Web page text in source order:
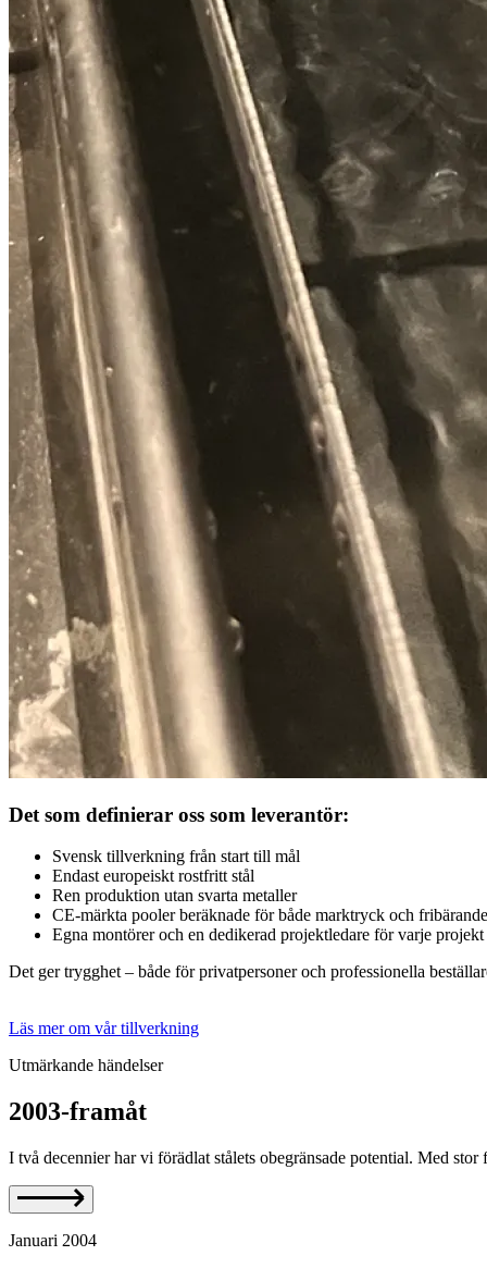
Det som definierar oss som leverantör:
Svensk tillverkning från start till mål
Endast europeiskt rostfritt stål
Ren produktion utan svarta metaller
CE-märkta pooler beräknade för både marktryck och
Egna montörer och en dedikerad projektledare för varje projekt
Det ger trygghet – både för privatpersoner och professionella
Läs mer om vår tillverkning
Utmärkande händelser
2003-framåt
I två decennier har vi förädlat stålets obegränsade potential. Med
Januari 2004